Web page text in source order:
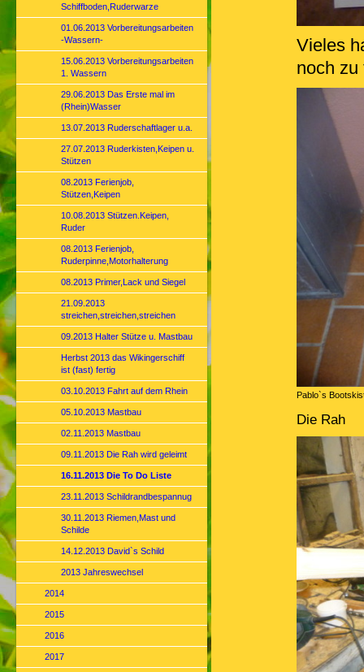
Schiffboden,Ruderwarze
01.06.2013 Vorbereitungsarbeiten
-Wassern-
15.06.2013 Vorbereitungsarbeiten
1. Wassern
29.06.2013 Das Erste mal im
(Rhein)Wasser
13.07.2013 Ruderschaftlager u.a.
27.07.2013 Ruderkisten,Keipen u.
Stützen
08.2013 Ferienjob,
Stützen,Keipen
10.08.2013 Stützen.Keipen,
Ruder
08.2013 Ferienjob,
Ruderpinne,Motorhalterung
08.2013 Primer,Lack und Siegel
21.09.2013
streichen,streichen,streichen
09.2013 Halter Stütze u. Mastbau
Herbst 2013 das Wikingerschiff
ist (fast) fertig
03.10.2013 Fahrt auf dem Rhein
05.10.2013 Mastbau
02.11.2013 Mastbau
09.11.2013 Die Rah wird geleimt
16.11.2013 Die To Do Liste
23.11.2013 Schildrandbespannug
30.11.2013 Riemen,Mast und
Schilde
14.12.2013 David`s Schild
2013 Jahreswechsel
2014
2015
2016
2017
Vieles
noch zu
Pablo`s
Die Rah